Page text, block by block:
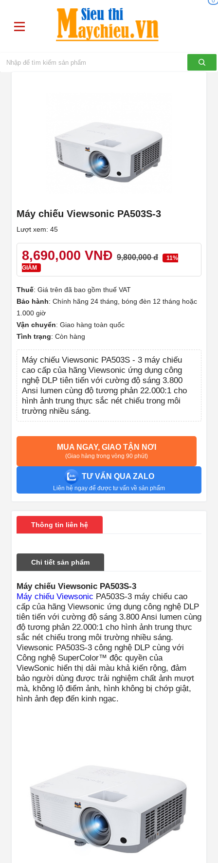
Máy chiếu Viewsonic PA503S-3
Lượt xem: 45
8,690,000 VNĐ 9,800,000 đ
11%
GIẢM
Thuế: Giá trên đã bao gồm thuế VAT
Bảo hành: Chính hãng 24 tháng, bóng đèn 12 tháng hoặc
1.000 giờ
Vận chuyển: Giao hàng toàn quốc
Tình trạng: Còn hàng
Máy chiếu Viewsonic PA503S - 3 máy chiếu
cao cấp của hãng Viewsonic ứng dụng công
nghệ DLP tiên tiến với cường độ sáng 3.800
Ansi lumen cùng độ tương phản 22.000:1 cho
hình ảnh trung thực sắc nét chiếu trong môi
trường nhiều sáng.
MUA NGAY, GIAO TẬN NƠI
(Giao hàng trong vòng 90 phút)
TƯ VẤN QUA ZALO
Liên hệ ngay để được tư vấn về sản phẩm
Thông tin liên hệ
Chi tiết sản phẩm
Máy chiếu Viewsonic PA503S-3
Máy chiếu Viewsonic PA503S-3 máy chiếu cao
cấp của hãng Viewsonic ứng dụng công nghệ DLP
tiên tiến với cường độ sáng 3.800 Ansi lumen cùng
độ tương phản 22.000:1 cho hình ảnh trung thực
sắc nét chiếu trong môi trường nhiều sáng.
Viewsonic PA503S-3 công nghệ DLP cùng với
Công nghệ SuperColor™ độc quyền của
ViewSonic hiển thị dải màu khả kiến rộng, đảm
bảo người dùng được trải nghiệm chất ảnh mượt
mà, không lộ điểm ảnh, hình không bị chớp giật,
hình ảnh đẹp đến kinh ngạc.